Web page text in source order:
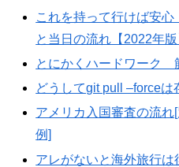
これを持って行けば安
と当日の流れ【2022年版
とにかくハードワーク
どうしてgit pull –forceは
アメリカ入国審査の流
例]
アレがないと海外旅行